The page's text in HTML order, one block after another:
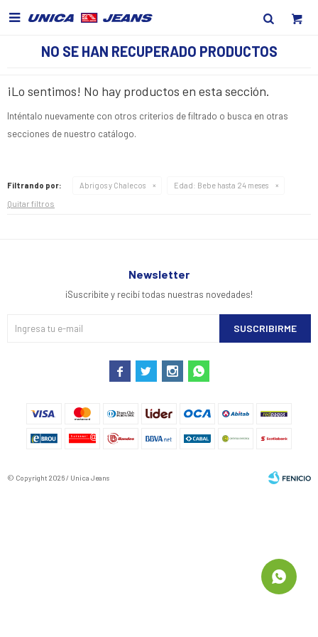

NO SE HAN RECUPERADO PRODUCTOS
¡Lo sentimos! No hay productos en esta sección.
Inténtalo nuevamente con otros criterios de filtrado o busca en otras
secciones de nuestro catálogo.
Filtrando por: Abrigos y Chalecos Edad: Bebe hasta 24 meses
Quitar filtros
Newsletter
¡Suscribite y recibí todas nuestras novedades!
SUSCRIBIRME
   
© Copyright 2026 / Unica Jeans
Fenicio